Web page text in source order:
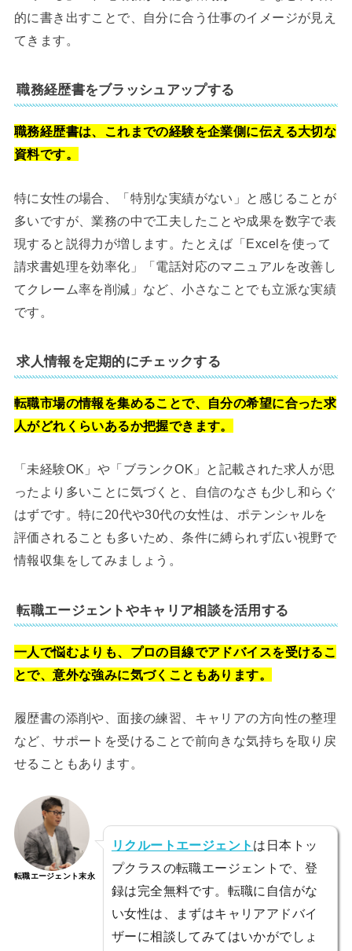
的に書き出すことで、自分に合う仕事のイメージが見え
てきます。
職務経歴書をブラッシュアップする
職務経歴書は、これまでの経験を企業側に伝える大切な
資料です。
特に女性の場合、「特別な実績がない」と感じることが
多いですが、業務の中で工夫したことや成果を数字で表
現すると説得力が増します。たとえば「Excelを使って
請求書処理を効率化」「電話対応のマニュアルを改善し
てクレーム率を削減」など、小さなことでも立派な実績
です。
求人情報を定期的にチェックする
転職市場の情報を集めることで、自分の希望に合った求
人がどれくらいあるか把握できます。
「未経験OK」や「ブランクOK」と記載された求人が思
ったより多いことに気づくと、自信のなさも少し和らぐ
はずです。特に20代や30代の女性は、ポテンシャルを
評価されることも多いため、条件に縛られず広い視野で
情報収集をしてみましょう。
転職エージェントやキャリア相談を活用する
一人で悩むよりも、プロの目線でアドバイスを受けるこ
とで、意外な強みに気づくこともあります。
履歴書の添削や、面接の練習、キャリアの方向性の整理
など、サポートを受けることで前向きな気持ちを取り戻
せることもあります。
転職エージェント末永
リクルートエージェント は日本トッ
プクラスの転職エージェントで、登
録は完全無料です。転職に自信がな
い女性は、まずはキャリアアドバイ
ザーに相談してみてはいかがでしょ